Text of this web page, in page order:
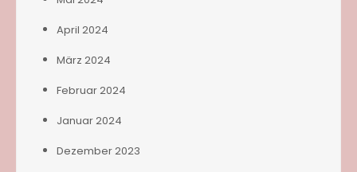
April 2024
März 2024
Februar 2024
Januar 2024
Dezember 2023